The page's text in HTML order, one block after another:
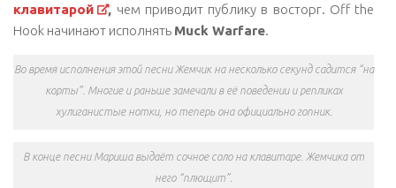
клавитарой
, чем приводит публику в восторг. Off the
Hook начинают исполнять Muck Warfare.
Во время исполнения этой песни Жемчик на несколько секунд садится “на
корты”. Многие и раньше замечали в её поведении и репликах
хулиганистые нотки, но теперь она официально гопник.
В конце песни Мариша выдаёт сочное соло на клавитаре. Жемчика от
него “плющит”.